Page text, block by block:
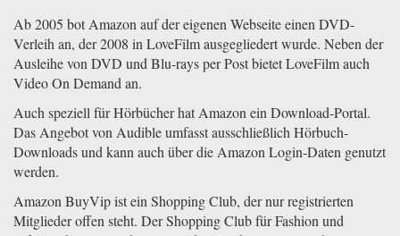
Ab 2005 bot Amazon auf der eigenen Webseite einen DVD-
Verleih an, der 2008 in LoveFilm ausgegliedert wurde. Neben der
Ausleihe von DVD und Blu-rays per Post bietet LoveFilm auch
Video On Demand an.
Auch speziell für Hörbücher hat Amazon ein Download-Portal.
Das Angebot von Audible umfasst ausschließlich Hörbuch-
Downloads und kann auch über die Amazon Login-Daten genutzt
werden.
Amazon BuyVip ist ein Shopping Club, der nur registrierten
Mitglieder offen steht. Der Shopping Club für Fashion und